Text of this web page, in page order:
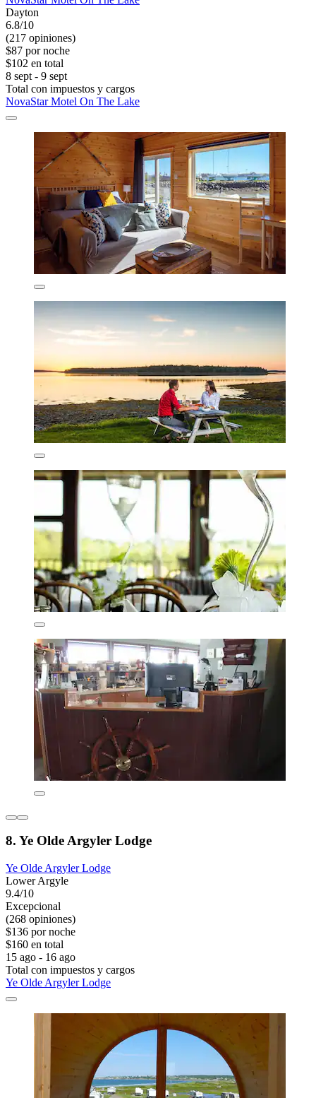
Dayton
6.8/10
(217 opiniones)
$87 por noche
$102 en total
8 sept - 9 sept
Total con impuestos y cargos
NovaStar Motel On The Lake
8. Ye Olde Argyler Lodge
Ye Olde Argyler Lodge
Lower Argyle
9.4/10
Excepcional
(268 opiniones)
$136 por noche
$160 en total
15 ago - 16 ago
Total con impuestos y cargos
Ye Olde Argyler Lodge